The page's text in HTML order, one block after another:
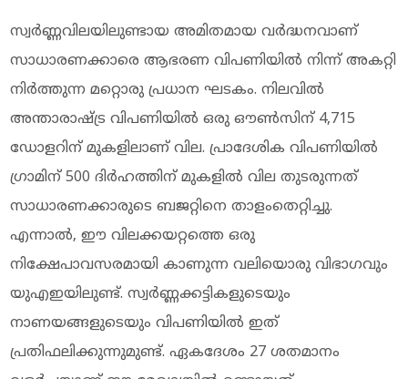
സ്വർണ്ണവിലയിലുണ്ടായ അമിതമായ വർദ്ധനവാണ്
സാധാരണക്കാരെ ആഭരണ വിപണിയിൽ നിന്ന് അകറ്റി
നിർത്തുന്ന മറ്റൊരു പ്രധാന ഘടകം. നിലവിൽ
അന്താരാഷ്ട്ര വിപണിയിൽ ഒരു ഔൺസിന് 4,715
ഡോളറിന് മുകളിലാണ് വില. പ്രാദേശിക വിപണിയിൽ
ഗ്രാമിന് 500 ദിർഹത്തിന് മുകളിൽ വില തുടരുന്നത്
സാധാരണക്കാരുടെ ബജറ്റിനെ താളംതെറ്റിച്ചു.
എന്നാൽ, ഈ വിലക്കയറ്റത്തെ ഒരു
നിക്ഷേപാവസരമായി കാണുന്ന വലിയൊരു വിഭാഗവും
യുഎഇയിലുണ്ട്. സ്വർണ്ണക്കട്ടികളുടെയും
നാണയങ്ങളുടെയും വിപണിയിൽ ഇത്
പ്രതിഫലിക്കുന്നുമുണ്ട്. ഏകദേശം 27 ശതമാനം